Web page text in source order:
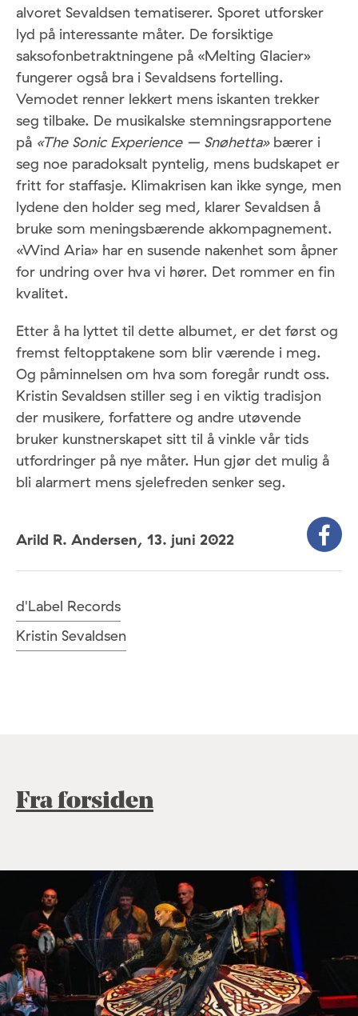
alvoret Sevaldsen tematiserer. Sporet utforsker
lyd på interessante måter. De forsiktige
saksofonbetraktningene på «Melting Glacier»
fungerer også bra i Sevaldsens fortelling.
Vemodet renner lekkert mens iskanten trekker
seg tilbake. De musikalske stemningsrapportene
på «The Sonic Experience – Snøhetta»bærer i
seg noe paradoksalt pyntelig, mens budskapet er
fritt for staffasje. Klimakrisen kan ikke synge, men
lydene den holder seg med, klarer Sevaldsen å
bruke som meningsbærende akkompagnement.
«Wind Aria» har en susende nakenhet som åpner
for undring over hva vi hører. Det rommer en fin
kvalitet.
Etter å ha lyttet til dette albumet, er det først og
fremst feltopptakene som blir værende i meg.
Og påminnelsen om hva som foregår rundt oss.
Kristin Sevaldsen stiller seg i en viktig tradisjon
der musikere, forfattere og andre utøvende
bruker kunstnerskapet sitt til å vinkle vår tids
utfordringer på nye måter. Hun gjør det mulig å
bli alarmert mens sjelefreden senker seg.
Arild R. Andersen, 13. juni 2022
d'Label Records
Kristin Sevaldsen
Fra forsiden